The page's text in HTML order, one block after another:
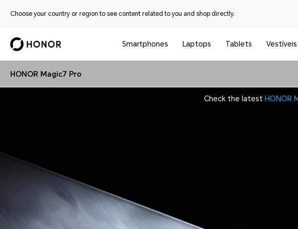
Choose your country or region to see content related to you and shop directly.
Smartphones Laptops Tablets Vestíveis
HONOR Magic7 Pro
Check the latest HONOR